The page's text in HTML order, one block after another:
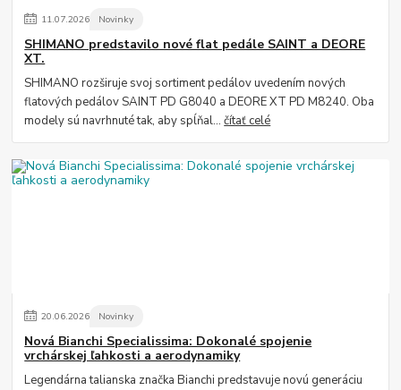
11.07.2026 Novinky
SHIMANO predstavilo nové flat pedále SAINT a DEORE
XT.
SHIMANO rozširuje svoj sortiment pedálov uvedením nových
flatových pedálov SAINT PD G8040 a DEORE XT PD M8240. Oba
modely sú navrhnuté tak, aby spĺňal...čítať celé
20.06.2026 Novinky
Nová Bianchi Specialissima: Dokonalé spojenie
vrchárskej ľahkosti a aerodynamiky
Legendárna talianska značka Bianchi predstavuje novú generáciu